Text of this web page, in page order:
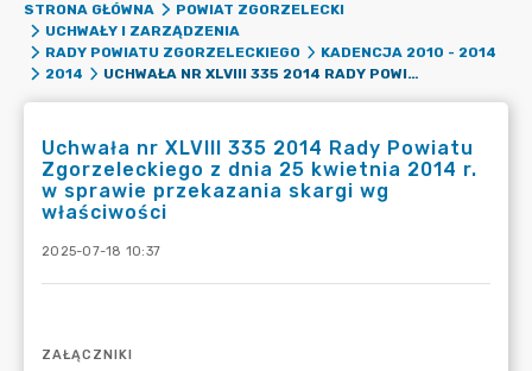
STRONA GŁÓWNA
POWIAT ZGORZELECKI
UCHWAŁY I ZARZĄDZENIA
RADY POWIATU ZGORZELECKIEGO
KADENCJA 2010 - 2014
2014
UCHWAŁA NR XLVIII 335 2014 RADY POWIATU ZGORZELECKIEGO Z DNIA 25 KWIETNIA 2014 R. W SPRAWIE PRZEKAZANIA SKARGI WG WŁAŚCIWOŚCI
Uchwała nr XLVIII 335 2014 Rady Powiatu
Zgorzeleckiego z dnia 25 kwietnia 2014 r.
w sprawie przekazania skargi wg
właściwości
2025-07-18 10:37
ZAŁĄCZNIKI